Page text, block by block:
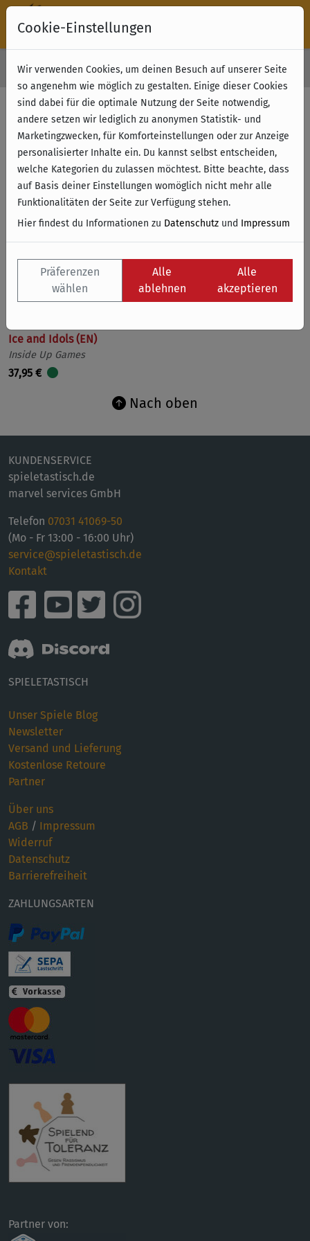
Kostenloser Versand & Retoure ab 49 € (innerhalb Deutschlands)
Filter anzeigen
Name
Ice and Idols (EN)
Inside Up Games
37,95 €
Nach oben
KUNDENSERVICE
spieletastisch.de
marvel services GmbH
Telefon 07031 41069-50
(Mo - Fr 13:00 - 16:00 Uhr)
service@spieletastisch.de
Kontakt
SPIELETASTISCH
Unser Spiele Blog
Newsletter
Versand und Lieferung
Kostenlose Retoure
Partner
Über uns
AGB / Impressum
Widerruf
Datenschutz
Barrierefreiheit
ZAHLUNGSARTEN
Partner von:
Cookie-Einstellungen
Wir verwenden Cookies, um deinen Besuch auf unserer Seite
so angenehm wie möglich zu gestalten. Einige dieser Cookies
sind dabei für die optimale Nutzung der Seite notwendig,
andere setzen wir lediglich zu anonymen Statistik- und
Marketingzwecken, für Komforteinstellungen oder zur Anzeige
personalisierter Inhalte ein. Du kannst selbst entscheiden,
welche Kategorien du zulassen möchtest. Bitte beachte, dass
auf Basis deiner Einstellungen womöglich nicht mehr alle
Funktionalitäten der Seite zur Verfügung stehen.
Hier findest du Informationen zu Datenschutz und Impressum
Präferenzen
wählen
Alle
ablehnen
Alle
akzeptieren